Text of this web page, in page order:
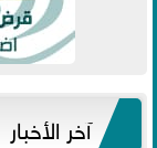
آخر الأخبار